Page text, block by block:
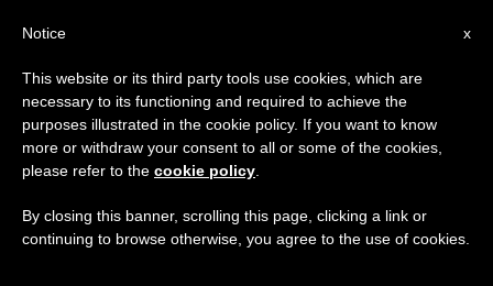
ETIQUETA
Posts Tagged ‘Jordi
Évole’
×
Aviso importante
Del 27 de julio al 7 de agosto haremos la pausa
anual, aprovechando que en el periodo de verano
se generan menos informaciones y también el
x
Notice
This website or its third party tools use cookies, which are
necessary to its functioning and required to achieve the
purposes illustrated in the cookie policy. If you want to know
more or withdraw your consent to all or some of the cookies,
please refer to the cookie policy
By closing this banner, scrolling this page, clicking a link or
continuing to browse otherwise, you agree to the use of cookies.